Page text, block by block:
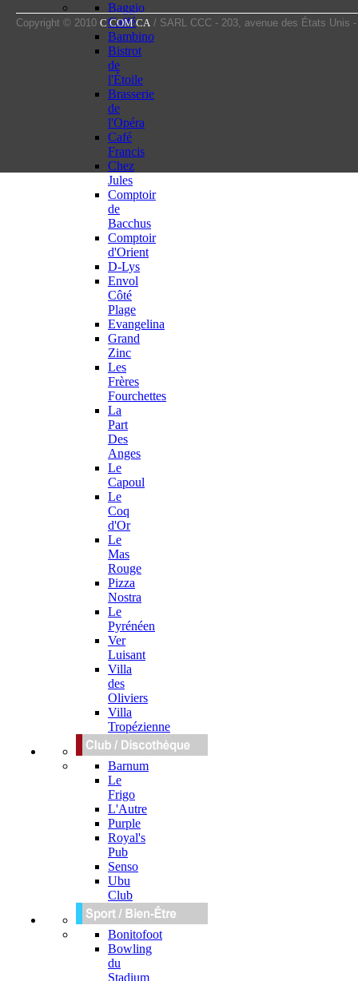
Baggio
Caffé
Bambino
Bistrot
de
l'Étoile
Brasserie
de
l'Opéra
Café
Francis
Chez
Jules
Comptoir
de
Bacchus
Comptoir
d'Orient
D-Lys
Envol
Côté
Plage
Evangelina
Grand
Zinc
Les
Frères
Fourchettes
La
Part
Des
Anges
Le
Capoul
Le
Coq
d'Or
Le
Mas
Rouge
Pizza
Nostra
Le
Pyrénéen
Ver
Luisant
Villa
des
Oliviers
Villa
Tropézienne
Barnum
Le
Frigo
L'Autre
Purple
Royal's
Pub
Senso
Ubu
Club
Bonitofoot
Bowling
du
Stadium
Copyright © 2010 C COM CA / SARL CCC - 203, avenue des États Unis